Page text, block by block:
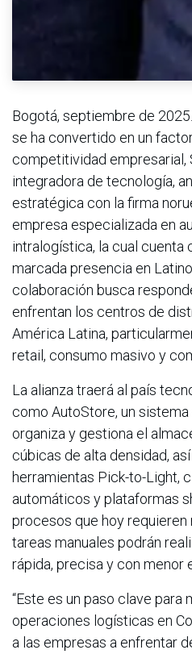
Bogotá, septiembre de
se ha convertido en un
competitividad empresarial,
integradora de tecnología,
estratégica con la firma
empresa especializada en
intralogística, la cual cuenta
marcada presencia en
colaboración busca
enfrentan los centros de
América Latina,
retail, consumo masivo y
La alianza traerá al país
como AutoStore, un
organiza y gestiona el
cúbicas de alta densidad,
herramientas Pick-to-Light,
automáticos y plataformas
procesos que hoy
tareas manuales podrán
rápida, precisa y con menor
“Este es un paso clave para
operaciones logísticas en
a las empresas a enfrentar